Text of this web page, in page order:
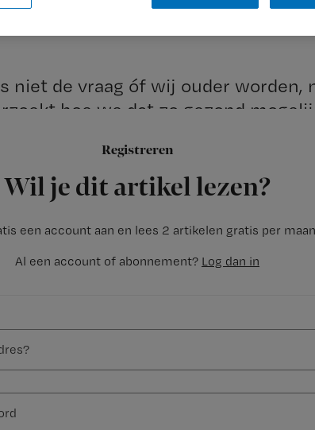
Registreren
Wil je dit artikel lezen?
een account aan en lees 2 artikelen gratis per
Al een account of abonnement? Log dan in
niet de vraag óf wij ouder worden,
hoe we dat zo gezond